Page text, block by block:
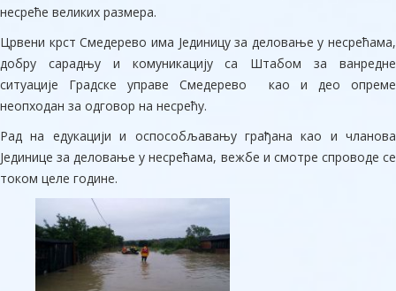
несреће великих размера.
Црвени крст Смедерево има Јединицу за деловање у несрећама,
добру сарадњу и комуникацију са Штабом за ванредне
ситуације Градске управе Смедерево као и део опреме
неопходан за одговор на несрећу.
Рад на едукацији и оспособљавању грађана као и чланова
Јединице за деловање у несрећама, вежбе и смотре спроводе се
током целе године.